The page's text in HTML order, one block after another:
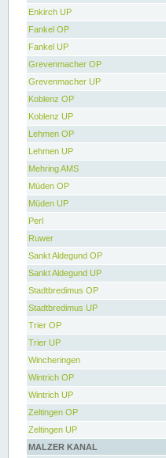
Enkirch UP
Fankel OP
Fankel UP
Grevenmacher OP
Grevenmacher UP
Koblenz OP
Koblenz UP
Lehmen OP
Lehmen UP
Mehring AMS
Müden OP
Müden UP
Perl
Ruwer
Sankt Aldegund OP
Sankt Aldegund UP
Stadtbredimus OP
Stadtbredimus UP
Trier OP
Trier UP
Wincheringen
Wintrich OP
Wintrich UP
Zeltingen OP
Zeltingen UP
MALZER KANAL